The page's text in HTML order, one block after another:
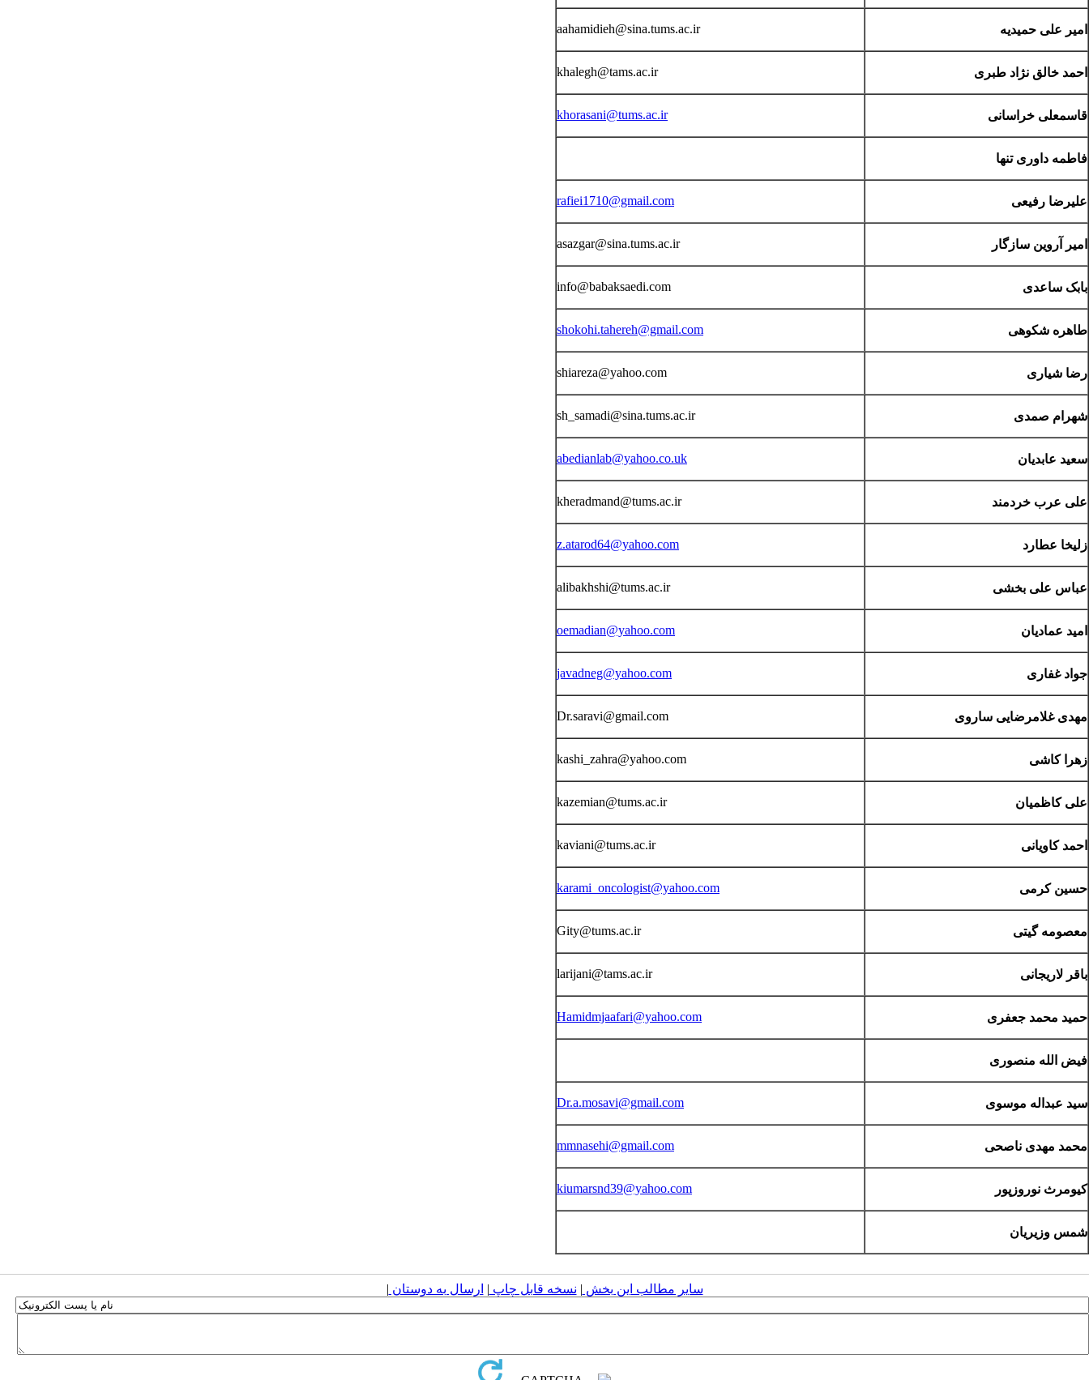
امیر علی حمیدیه aahamidieh@sina.tums.ac.ir
احمد خالق نژاد طبری khalegh@tams.ac.ir
قاسمعلی خراسانی khorasani@tums.ac.ir
فاطمه داوری تنها
علیرضا رفیعی rafiei1710@gmail.com
امیر آروین سازگار asazgar@sina.tums.ac.ir
بابک ساعدی info@babaksaedi.com
طاهره شکوهی shokohi.tahereh@gmail.com
رضا شیاری shiareza@yahoo.com
شهرام صمدی sh_samadi@sina.tums.ac.ir
سعید عابدیان abedianlab@yahoo.co.uk
علی عرب خردمند kheradmand@tums.ac.ir
زلیخا عطارد z.atarod64@yahoo.com
عباس علی بخشی alibakhshi@tums.ac.ir
امید عمادیان oemadian@yahoo.com
جواد غفاری javadneg@yahoo.com
مهدی غلامرضایی ساروی Dr.saravi@gmail.com
زهرا کاشی kashi_zahra@yahoo.com
علی کاظمیان kazemian@tums.ac.ir
احمد کاویانی kaviani@tums.ac.ir
حسین کرمی karami_oncologist@yahoo.com
معصومه گیتی Gity@tums.ac.ir
باقر لاریجانی larijani@tams.ac.ir
حمید محمد جعفری Hamidmjaafari@yahoo.com
فیض الله منصوری
سید عبداله موسوی Dr.a.mosavi@gmail.com
محمد مهدی ناصحی mmnasehi@gmail.com
کیومرث نوروزپور kiumarsnd39@yahoo.com
شمس وزیریان
سایر مطالب این بخش | نسخه قابل چاپ | ارسال به دوستان |